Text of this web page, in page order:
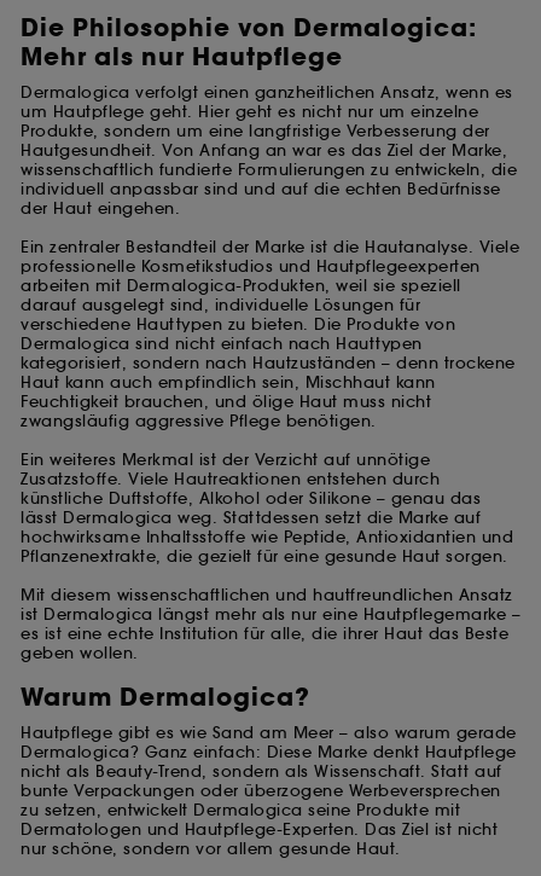
Die Philosophie von Dermalogica:
Mehr als nur Hautpflege
Dermalogica verfolgt einen ganzheitlichen Ansatz, wenn es
um Hautpflege geht. Hier geht es nicht nur um einzelne
Produkte, sondern um eine langfristige Verbesserung der
Hautgesundheit. Von Anfang an war es das Ziel der Marke,
wissenschaftlich fundierte Formulierungen zu entwickeln, die
individuell anpassbar sind und auf die echten Bedürfnisse
der Haut eingehen.
Ein zentraler Bestandteil der Marke ist die Hautanalyse. Viele
professionelle Kosmetikstudios und Hautpflegeexperten
arbeiten mit Dermalogica-Produkten, weil sie speziell
darauf ausgelegt sind, individuelle Lösungen für
verschiedene Hauttypen zu bieten. Die Produkte von
Dermalogica sind nicht einfach nach Hauttypen
kategorisiert, sondern nach Hautzuständen – denn trockene
Haut kann auch empfindlich sein, Mischhaut kann
Feuchtigkeit brauchen, und ölige Haut muss nicht
zwangsläufig aggressive Pflege benötigen.
Ein weiteres Merkmal ist der Verzicht auf unnötige
Zusatzstoffe. Viele Hautreaktionen entstehen durch
künstliche Duftstoffe, Alkohol oder Silikone – genau das
lässt Dermalogica weg. Stattdessen setzt die Marke auf
hochwirksame Inhaltsstoffe wie Peptide, Antioxidantien und
Pflanzenextrakte, die gezielt für eine gesunde Haut sorgen.
Mit diesem wissenschaftlichen und hautfreundlichen Ansatz
ist Dermalogica längst mehr als nur eine Hautpflegemarke –
es ist eine echte Institution für alle, die ihrer Haut das Beste
geben wollen.
Warum Dermalogica?
Hautpflege gibt es wie Sand am Meer – also warum gerade
Dermalogica? Ganz einfach: Diese Marke denkt Hautpflege
nicht als Beauty-Trend, sondern als Wissenschaft. Statt auf
bunte Verpackungen oder überzogene Werbeversprechen
zu setzen, entwickelt Dermalogica seine Produkte mit
Dermatologen und Hautpflege-Experten. Das Ziel ist nicht
nur schöne, sondern vor allem gesunde Haut.